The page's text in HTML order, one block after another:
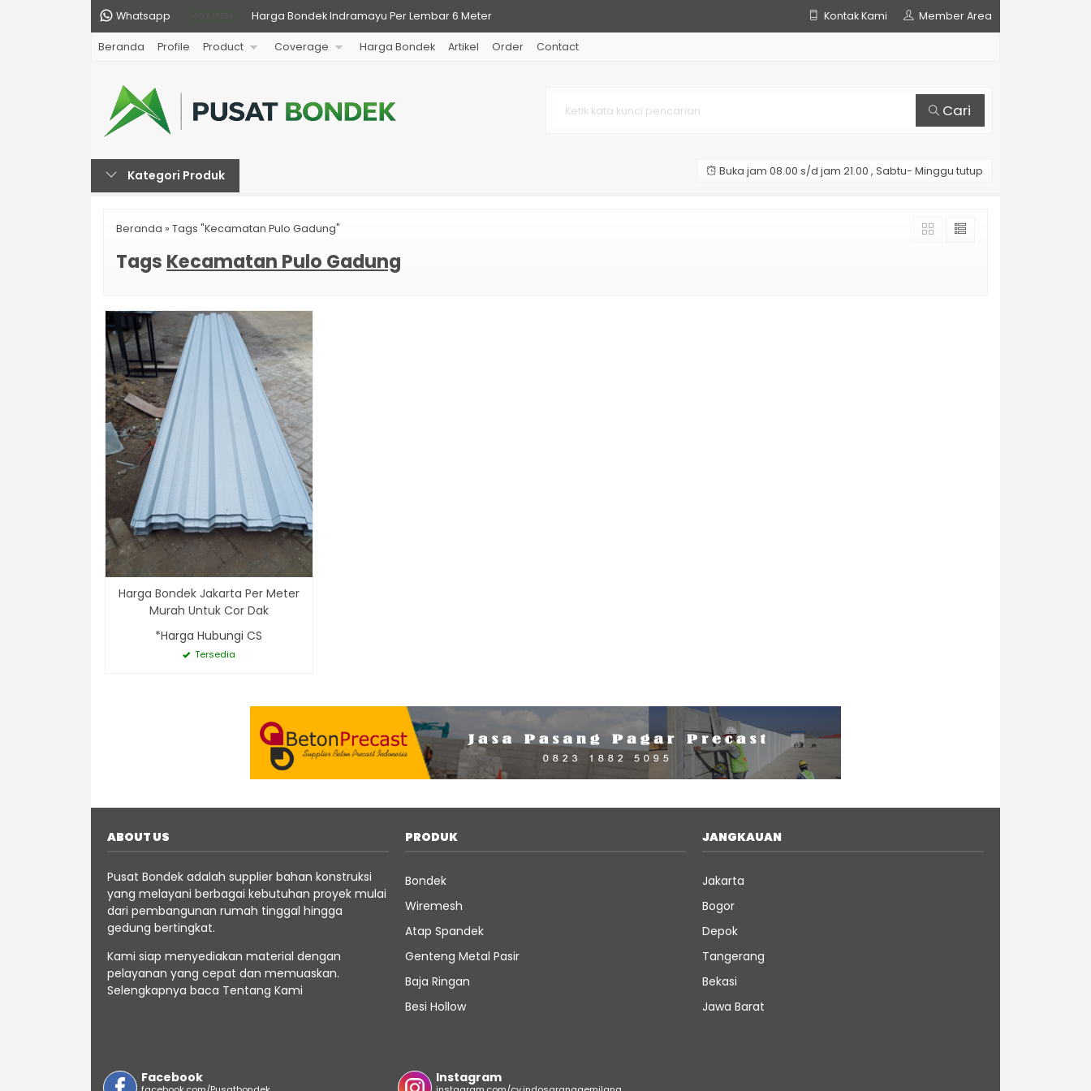
Whatsapp Harga Bondek Indramayu Per Lembar 6 Meter
Harga Atap Spandek BlueScope dan Cara Membeli Onli
Harga Bondek Bekasi Per Lembar & Cara Membeli yg B
Kontak Kami Member Area
Beranda Profile Product Coverage Harga Bondek Artikel Order Contact
Cari
Kategori Produk Buka jam 08.00 s/d jam 21.00 , Sabtu- Minggu tutup
Beranda » Tags "Kecamatan Pulo Gadung"
Tags Kecamatan Pulo Gadung
Harga Bondek Jakarta Per Meter
Murah Untuk Cor Dak
*Harga Hubungi CS
Tersedia
ABOUT US
Pusat Bondek adalah supplier bahan konstruksi
yang melayani berbagai kebutuhan proyek mulai
dari pembangunan rumah tinggal hingga
gedung bertingkat.
Kami siap menyediakan material dengan
pelayanan yang cepat dan memuaskan.
Selengkapnya baca Tentang Kami
PRODUK
Bondek
Wiremesh
Atap Spandek
Genteng Metal Pasir
Baja Ringan
Besi Hollow
JANGKAUAN
Jakarta
Bogor
Depok
Tangerang
Bekasi
Jawa Barat
Facebook Instagram